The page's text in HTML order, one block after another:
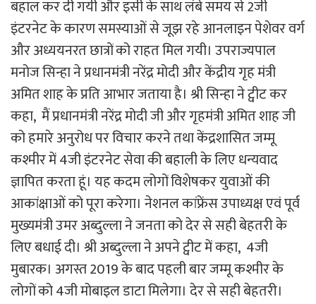
बहाल कर दी गयी और इसी के साथ लंबे समय से 2जी
इंटरनेट के कारण समस्याओं से जूझ रहे आनलाइन पेशेवर वर्ग
और अध्ययनरत छात्रों को राहत मिल गयी। उपराज्यपाल
मनोज सिन्हा ने प्रधानमंत्री नरेंद्र मोदी और केंद्रीय गृह मंत्री
अमित शाह के प्रति आभार जताया है। श्री सिन्हा ने ट्वीट कर
कहा, मैं प्रधानमंत्री नरेंद्र मोदी जी और गृहमंत्री अमित शाह जी
को हमारे अनुरोध पर विचार करने तथा केंद्रशासित जम्मू
कश्मीर में 4जी इंटरनेट सेवा की बहाली के लिए धन्यवाद
ज्ञापित करता हूं। यह कदम लोगों विशेषकर युवाओं की
आकांक्षाओं को पूरा करेगा। नेशनल कांफ्रेंस उपाध्यक्ष एवं पूर्व
मुख्यमंत्री उमर अब्दुल्ला ने जनता को देर से सही बेहतरी के
लिए बधाई दी। श्री अब्दुल्ला ने अपने ट्वीट में कहा, 4जी
मुबारक। अगस्त 2019 के बाद पहली बार जम्मू कश्मीर के
लोगों को 4जी मोबाइल डाटा मिलेगा। देर से सही बेहतरी।